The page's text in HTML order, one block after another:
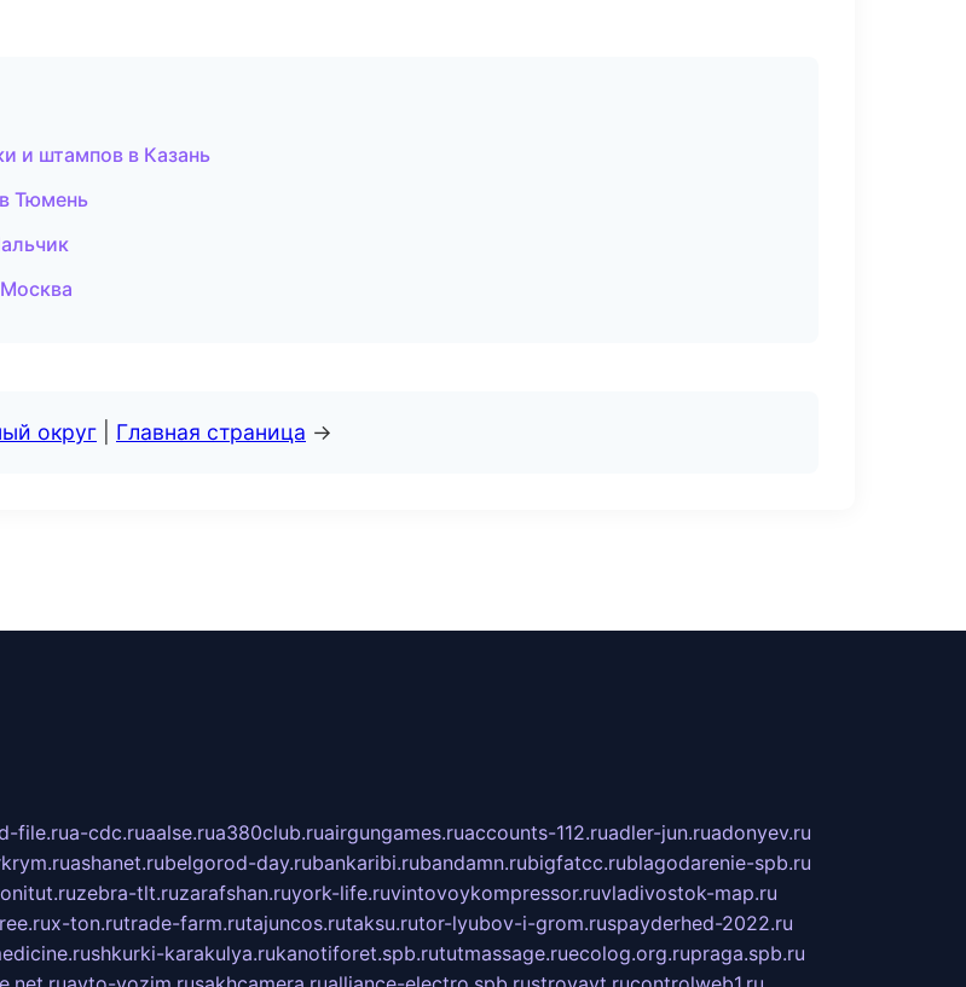
и штампов в Казань
Тюмень
округ Главная страница →
file.rua-cdc.ruaalse.rua380club.ruairgungames.ruaccounts-112.ruadler-jun.ruadonyev.ru
ashanet.rubelgorod-day.rubankaribi.rubandamn.rubigfatcc.rublagodarenie-spb.ru
zebra-tlt.ruzarafshan.ruyork-life.ruvintovoykompressor.ruvladivostok-map.ru
x-ton.rutrade-farm.rutajuncos.rutaksu.rutor-lyubov-i-grom.ruspayderhed-2022.ru
shkurki-karakulya.rukanotiforet.spb.rututmassage.ruecolog.org.rupraga.spb.ru